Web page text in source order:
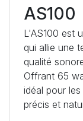
AS100
L'AS100 est
qui allie une
qualité
Offrant 65
idéal pour
précis et